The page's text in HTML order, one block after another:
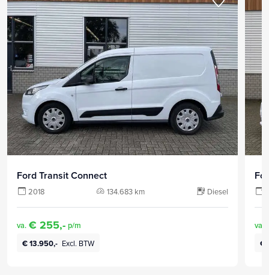
Ford Transit Connect
2018 134.683 km Diesel
va. € 255,- p/m
€ 13.950,- Excl. BTW
va.
€